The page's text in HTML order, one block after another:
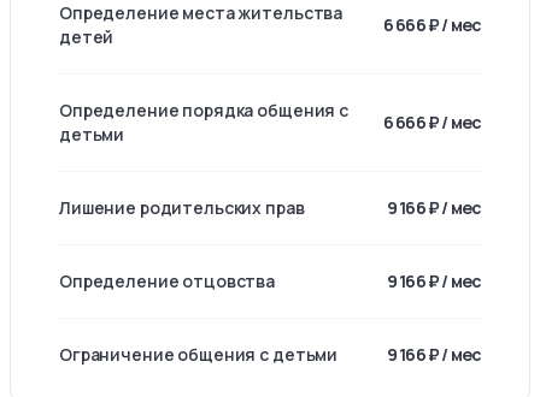
Определение места жительства
детей
6 666 ₽ / мес
Определение порядка общения с
детьми
6 666 ₽ / мес
Лишение родительских прав 9 166 ₽ / мес
Определение отцовства 9 166 ₽ / мес
Ограничение общения с детьми 9 166 ₽ / мес